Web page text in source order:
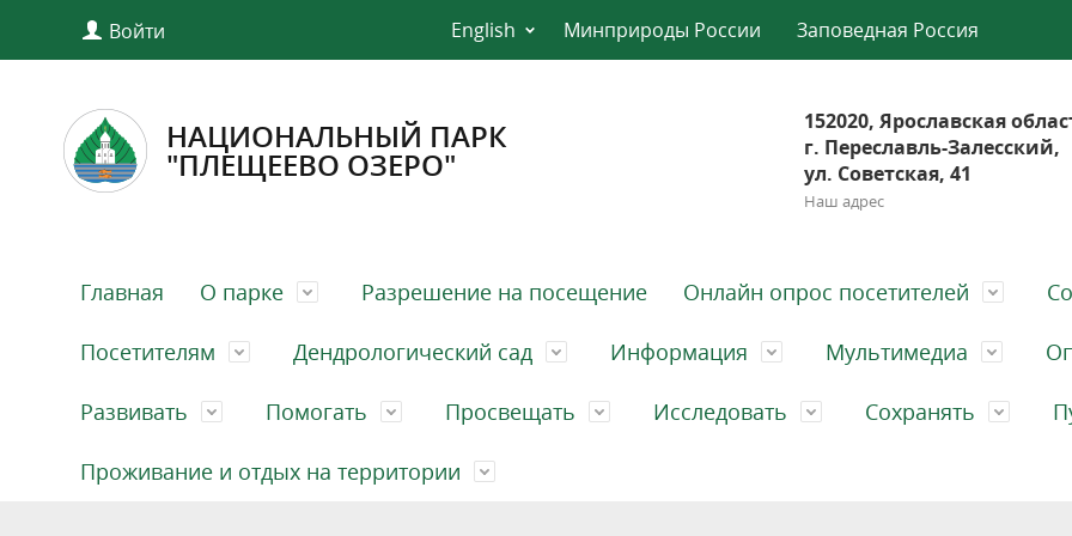
Войти English Минприроды России Заповедная Россия
НАЦИОНАЛЬНЫЙ ПАРК
"ПЛЕЩЕЕВО ОЗЕРО"
152020, Ярославская
г. Переславль-Залесский,
ул. Советская, 41
Наш адрес
Главная О парке Разрешение на посещение Онлайн опрос посетителей
Посетителям Дендрологический сад Информация Мультимедиа
Развивать Помогать Просвещать Исследовать Сохранять
Проживание и отдых на территории